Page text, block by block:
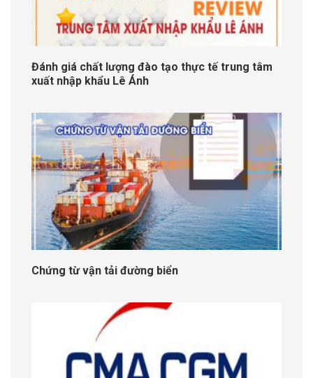
Đánh giá chất lượng đào tạo thực tế trung tâm
xuất nhập khẩu Lê Ánh
Chứng từ vận tải đường biển